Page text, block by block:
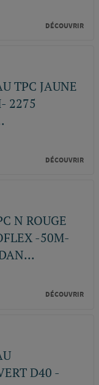
DÉCOUVRIR
TPC JAUNE
2275
DÉCOUVRIR
N ROUGE
-50M-
DÉCOUVRIR
D40 -